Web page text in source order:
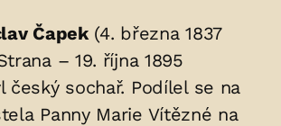
Čapek(4. března 1837
– 19. října 1895
český sochař. Podílel se na
Panny Marie Vítězné na